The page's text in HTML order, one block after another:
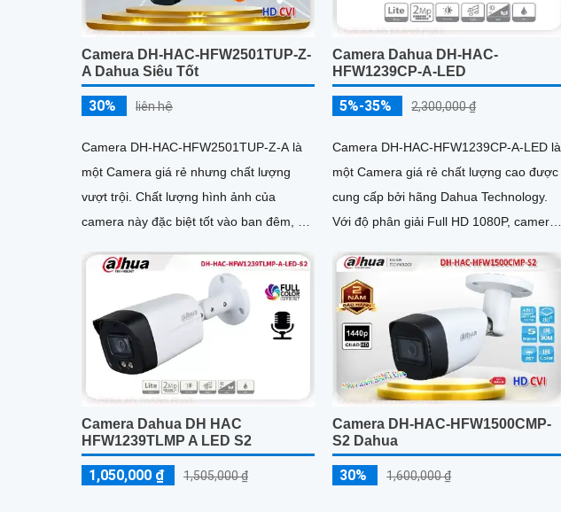
Camera DH-HAC-HFW2501TUP-Z-
A Dahua Siêu Tốt
30% liên hệ
Camera DH-HAC-HFW2501TUP-Z-A là
một Camera giá rẻ nhưng chất lượng
vượt trội. Chất lượng hình ảnh của
camera này đặc biệt tốt vào ban đêm, với
sắc nét
Camera Dahua DH-HAC-
HFW1239CP-A-LED
5%-35% 2,300,000 ₫
Camera DH-HAC-HFW1239CP-A-LED là
một Camera giá rẻ chất lượng cao được
cung cấp bởi hãng Dahua Technology.
Với độ phân giải Full HD 1080P, camera
Camera Dahua DH HAC
HFW1239TLMP A LED S2
1,050,000 ₫ 1,505,000 ₫
Camera DH-HAC-HFW1500CMP-
S2 Dahua
30% 1,600,000 ₫